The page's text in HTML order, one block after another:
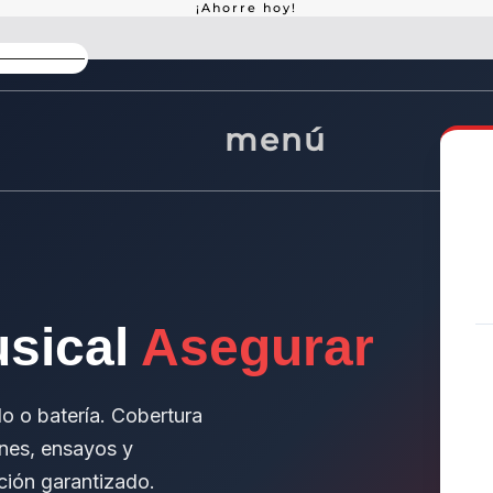
Alto descuento en paquete
menú
¡Ahorre hoy!
Asegurar
o batería. Cobertura
ensayos y
garantizado.